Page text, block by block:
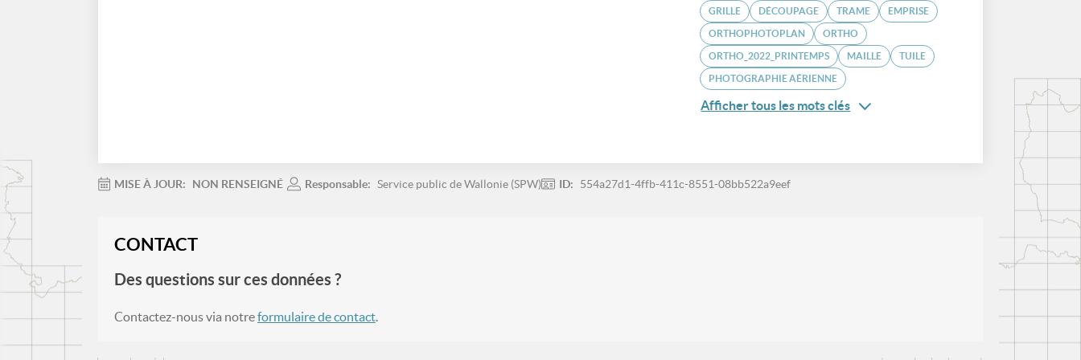
GRILLE DÉCOUPAGE TRAME EMPRISE
ORTHOPHOTOPLAN ORTHO
ORTHO_2022_PRINTEMPS MAILLE TUILE
PHOTOGRAPHIE AÉRIENNE
Afficher tous les mots clés
MISE À JOUR: NON RENSEIGNÉ Responsable: Service public de Wallonie (SPW) ID: 554a27d1-4ffb-411c-8551-08bb522a9eef
CONTACT
Des questions sur ces données ?
Contactez-nous via notreformulaire de contact.